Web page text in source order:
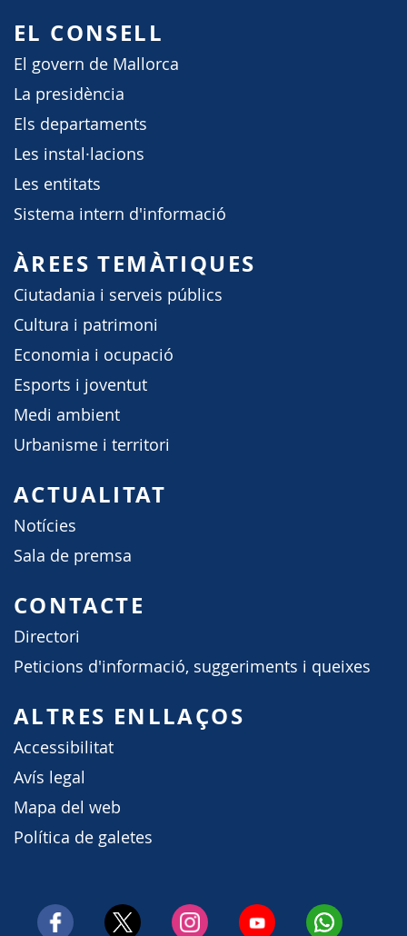
EL CONSELL
El govern de Mallorca
La presidència
Els departaments
Les instal·lacions
Les entitats
Sistema intern d'informació
ÀREES TEMÀTIQUES
Ciutadania i serveis públics
Cultura i patrimoni
Economia i ocupació
Esports i joventut
Medi ambient
Urbanisme i territori
ACTUALITAT
Notícies
Sala de premsa
CONTACTE
Directori
Peticions d'informació, suggeriments i queixes
ALTRES ENLLAÇOS
Accessibilitat
Avís legal
Mapa del web
Política de galetes